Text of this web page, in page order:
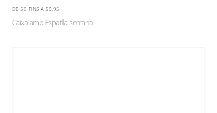
DE 50 FINS A 59,95
Caixa amb Espatlla serrana